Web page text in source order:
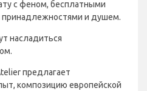
с феном, бесплатными
принадлежностями и душем.
насладиться
предлагает
композицию европейской